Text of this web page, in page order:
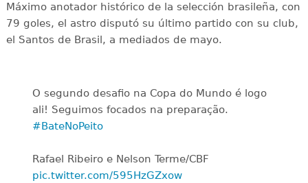
Máximo anotador histórico de la selección brasileña, con
79 goles, el astro disputó su último partido con su club,
el Santos de Brasil, a mediados de mayo.
O segundo desafio na Copa do Mundo é logo
ali! Seguimos focados na preparação.
#BateNoPeito
Rafael Ribeiro e Nelson Terme/CBF
pic.twitter.com/595HzGZxow